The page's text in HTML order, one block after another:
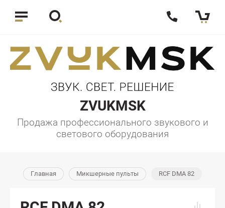
ZVUKMSK
Продажа профессионального звукового и
светового оборудования
Главная Микшерные пульты RCF DMA 82